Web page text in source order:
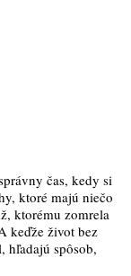
čas, kedy si
ktoré majú niečo
ktorému zomrela
keďže život bez
hľadajú spôsob,